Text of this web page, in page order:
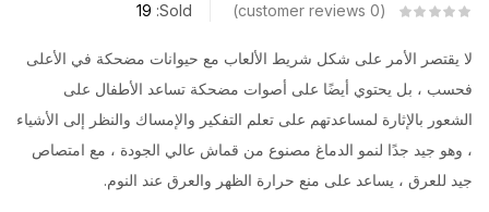
0
Sold:
19
لا يقتصر الأمر على شكل شريط الألعاب مع حيوانات مضحكة في الأعلى
فحسب ، بل يحتوي أيضًا على أصوات مضحكة تساعد الأطفال على
الشعور بالإثارة لمساعدتهم على تعلم التفكير والإمساك والنظر إلى الأشياء
، وهو جيد جدًا لنمو الدماغ مصنوع من قماش عالي الجودة ، مع امتصاص
جيد للعرق ، يساعد على منع حرارة الظهر والعرق عند النوم.